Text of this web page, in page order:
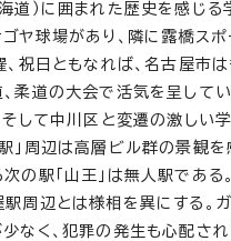
道）に囲まれた歴史を感じる
ヤ球場があり、隣に露橋スポ
、祝日ともなれば、名古屋市は
柔道の大会で活気を呈して
そして中川区と変遷の激しい
」周辺は高層ビル群の景観を
の駅「山王」は無人駅である
周辺とは様相を異にする。
なく、犯罪の発生も心配され